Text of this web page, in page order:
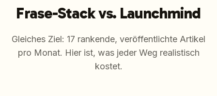
Frase-Stack vs. Launchmind
Gleiches Ziel: 17 rankende, veröffentlichte Artikel
pro Monat. Hier ist, was jeder Weg realistisch
kostet.